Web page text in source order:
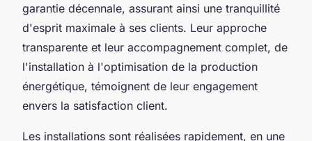
garantie décennale, assurant ainsi une tranquillité
d'esprit maximale à ses clients. Leur approche
transparente et leur accompagnement complet, de
l'installation à l'optimisation de la production
énergétique, témoignent de leur engagement
envers la satisfaction client.
Les installations sont réalisées rapidement, en une